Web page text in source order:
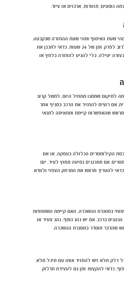
נוסעים, מזוודות, ארגזים או ציוד.
שעת האיסוף ומהי שעת ההחזרה שנקבעה.
מאחר שהשכרה יומית מתייחסת לרוב לפרק זמן של 24 שעות, כדאי לתכנן את
יעילה, בלי להגיע להחזרה בלחץ או
למיקום שממנו מתחיל היום, למשל קרוב
אם רוצים להחזיר את הרכב בסניף אחר
שהאפשרות קיימת ומתאימה לתנאי
הקילומטרים הכלולה בעסקה, או אם
אם מתכננים נסיעה מחוץ לעיר, יום
להעריך מראש את המרחק הצפוי ולוודא
במסגרת ההשכרה, האם קיימת השתתפות
ברכב. אם יש נהג נוסף, נהג צעיר או
שהדבר מוסדר במסגרת ההשכרה.
דלק מלא ויש להחזיר אותו עם מיכל מלא.
כדאי להקצות זמן גם לעצירת תדלוק